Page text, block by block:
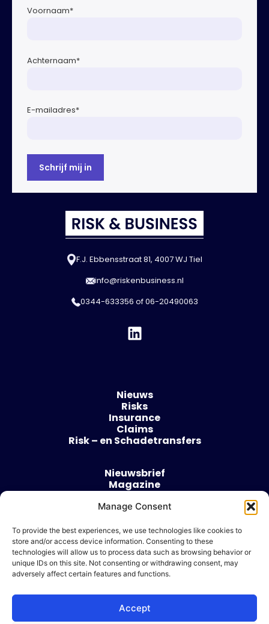
Manage Consent
To provide the best experiences, we use technologies like cookies to
store and/or access device information. Consenting to these
technologies will allow us to process data such as browsing behavior or
unique IDs on this site. Not consenting or withdrawing consent, may
adversely affect certain features and functions.
Accept
Voornaam*
Achternaam*
E-mailadres*
F.J. Ebbensstraat 81, 4007 WJ Tiel
info@riskenbusiness.nl
0344-633356 of06-20490063
Nieuws
Risks
Insurance
Claims
Risk – en Schadetransfers
Nieuwsbrief
Magazine
Evenementen
Over
Algemene voorwaarden
Cookie beleid
Ik wil adverteren